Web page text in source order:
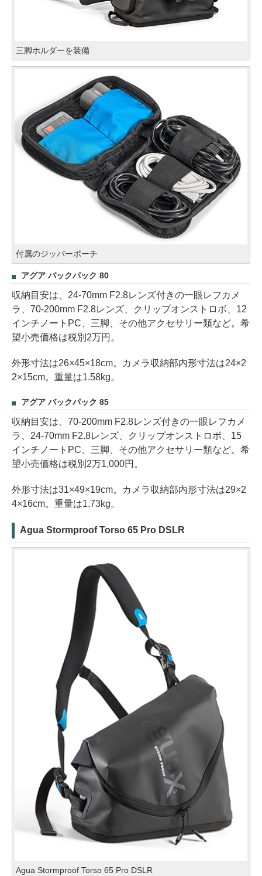
三脚ホルダーを装備
付属のジッパーポーチ
アグア バックパック 80
収納目安は、24-70mm F2.8レンズ付きの一眼レフカメ
ラ、70-200mm F2.8レンズ、クリップオンストロボ、12
インチノートPC、三脚、その他アクセサリー類など。希
望小売価格は税別2万円。
外形寸法は26×45×18cm。カメラ収納部内形寸法は24×2
2×15cm。重量は1.58kg。
アグア バックパック 85
収納目安は、70-200mm F2.8レンズ付きの一眼レフカメ
ラ、24-70mm F2.8レンズ、クリップオンストロボ、15
インチノートPC、三脚、その他アクセサリー類など。希
望小売価格は税別2万1,000円。
外形寸法は31×49×19cm。カメラ収納部内形寸法は29×2
4×16cm。重量は1.73kg。
Agua Stormproof Torso 65 Pro DSLR
Agua Stormproof Torso 65 Pro DSLR